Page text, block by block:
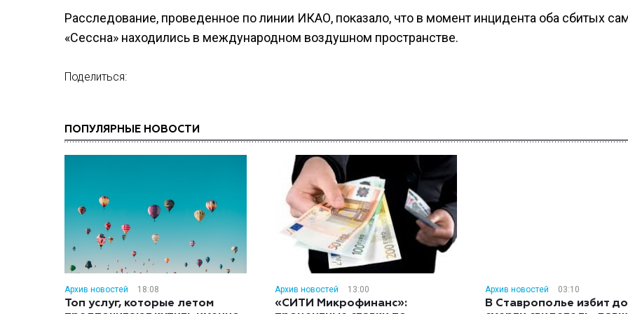
Расследование, проведенное по линии ИКАО, показало, что в момент инцидента оба сбитых
«Сессна» находились в международном воздушном пространстве.
Поделиться:
ПОПУЛЯРНЫЕ НОВОСТИ
Архив новостей 18:08
Топ услуг, которые летом
Архив новостей 13:00
«СИТИ Микрофинанс»:
Архив новостей 03:10
В Ставрополье избит до